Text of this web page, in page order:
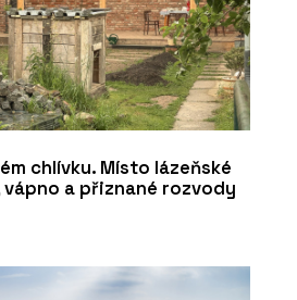
chlívku. Místo lázeňské
a přiznané rozvody